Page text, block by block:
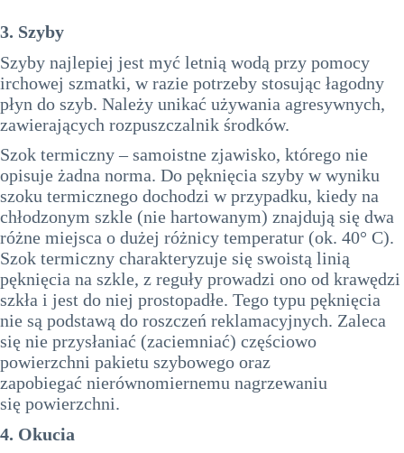
3. Szyby
Szyby najlepiej jest myć letnią wodą przy pomocy
irchowej szmatki, w razie potrzeby stosując łagodny
płyn do szyb. Należy unikać używania agresywnych,
zawierających rozpuszczalnik środków.
Szok termiczny – samoistne zjawisko, którego nie
opisuje żadna norma. Do pęknięcia szyby w wyniku
szoku termicznego dochodzi w przypadku, kiedy na
chłodzonym szkle (nie hartowanym) znajdują się dwa
różne miejsca o dużej różnicy temperatur (ok. 40° C).
Szok termiczny charakteryzuje się swoistą linią
pęknięcia na szkle, z reguły prowadzi ono od krawędzi
szkła i jest do niej prostopadłe. Tego typu pęknięcia
nie są podstawą do roszczeń reklamacyjnych. Zaleca
się nie przysłaniać (zaciemniać) częściowo
powierzchni pakietu szybowego oraz
zapobiegać nierównomiernemu nagrzewaniu
się powierzchni.
4. Okucia